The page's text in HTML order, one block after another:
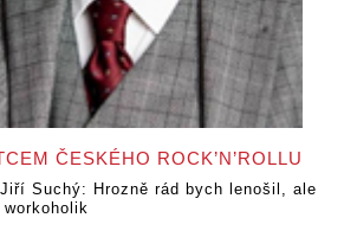
ČESKÉHO ROCK’N’ROLLU
Suchý: Hrozně rád bych lenošil, ale